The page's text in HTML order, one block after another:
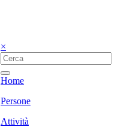
×
Home
Persone
Attività